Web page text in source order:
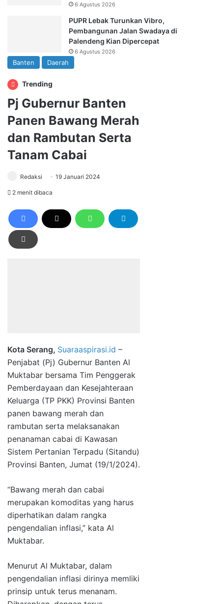
6 Agustus 2026
PUPR Lebak Turunkan Vibro,
Pembangunan Jalan Swadaya di
Palendeng Kian Dipercepat
6 Agustus 2026